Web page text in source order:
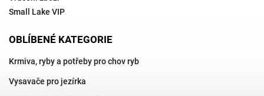
Small Lake VIP
OBLÍBENÉ KATEGORIE
Krmiva, ryby a potřeby pro chov ryb
Vysavače pro jezírka